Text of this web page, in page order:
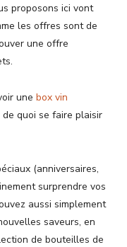
proposons ici vont
les offres sont de
une offre
une box vin
quoi se faire plaisir
(anniversaires,
surprendre vos
aussi simplement
saveurs, en
de bouteilles de